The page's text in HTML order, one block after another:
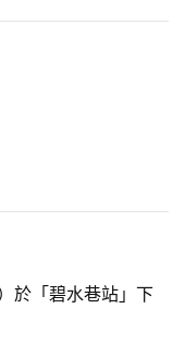
於「碧水巷站」下